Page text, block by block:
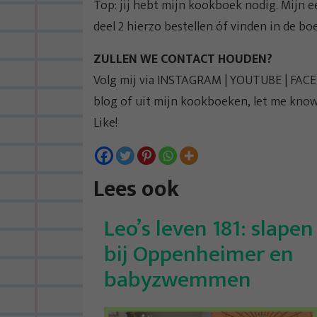
Top: jij hebt mijn kookboek nodig. Mijn
deel 2 hierzo bestellen óf vinden in de
ZULLEN WE CONTACT HOUDEN?
Volg mij via INSTAGRAM | YOUTUBE |
blog of uit mijn kookboeken, let me
Like!
Lees ook
Leo’s leven 181: slapen
bij Oppenheimer en
babyzwemmen